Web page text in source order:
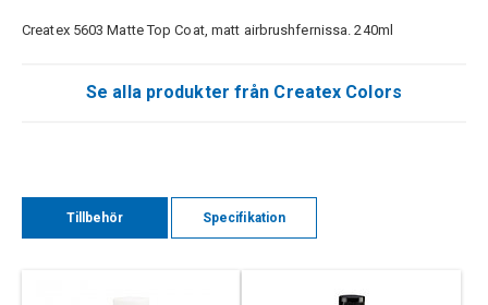
Createx 5603 Matte Top Coat, matt airbrushfernissa. 240ml
Se alla produkter från Createx Colors
Tillbehör Specifikation